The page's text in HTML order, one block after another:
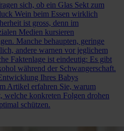
sich, ob ein Glas Sekt zum
Wein beim Essen wirklich
ist gross, denn im
Medien kursieren
Manche behaupten, geringe
andere warnen vor jeglichem
Faktenlage ist eindeutig: Es gibt
während der Schwangerschaft.
Ihres Babys
Artikel erfahren Sie, warum
welche konkreten Folgen drohen
schützen.